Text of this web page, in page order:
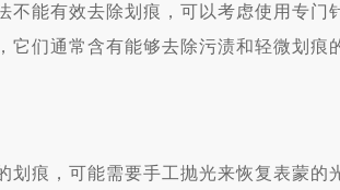
能有效去除划痕，可以考虑使用专门
它们通常含有能够去除污渍和轻微划
痕，可能需要手工抛光来恢复表蒙的